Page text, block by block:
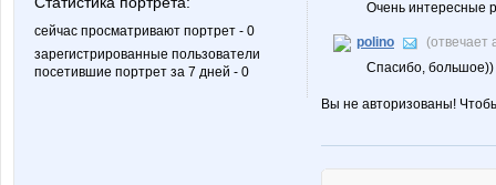
сейчас просматривают портрет - 0
зарегистрированные пользователи
посетившие портрет за 7 дней - 0
Очень интересные
polino
(отвечает
Спасибо, большое))
Вы не авторизованы!